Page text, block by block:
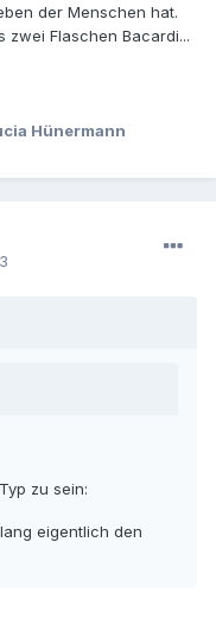
der Menschen hat.
zwei Flaschen Bacardi...
Hünermann
zu sein:
eigentlich den